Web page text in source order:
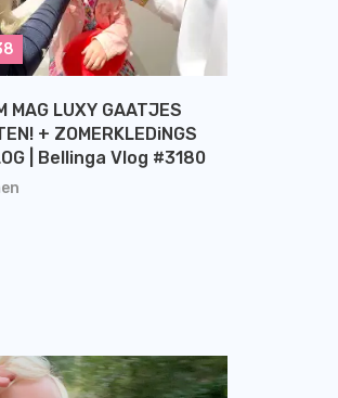
MAG LUXY GAATJES
+ ZOMERKLEDiNGS
| Bellinga Vlog #3180